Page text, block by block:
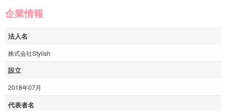
企業情報
法人名
株式会社Stylish
設立
2018年07月
代表者名